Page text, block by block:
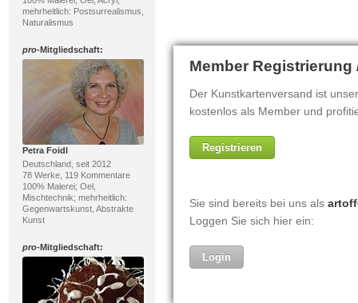
mehrheitlich: Postsurrealismus,
Naturalismus
pro-Mitgliedschaft:
Petra Foidl
Deutschland, seit 2012
78 Werke, 119 Kommentare
100% Malerei; Oel,
Mischtechnik; mehrheitlich:
Gegenwartskunst, Abstrakte
Kunst
pro-Mitgliedschaft: